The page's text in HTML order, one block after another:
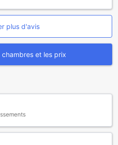
plus d'avis
chambres et les prix